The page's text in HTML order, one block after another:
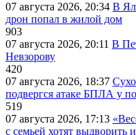
07 августа 2026, 20:34 В
дрон попал в жилой дом
903
07 августа 2026, 20:11 В
Невзорову
420
07 августа 2026, 18:37
подвергся атаке БПЛА у
519
07 августа 2026, 17:13
с семьей хотят выдворить